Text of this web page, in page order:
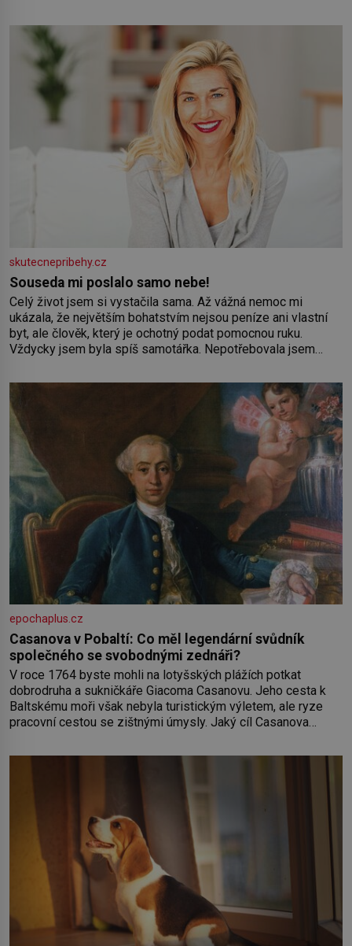
Syn brněnského řezníka chce být knězem a
skutecnepribehy.cz
Souseda mi poslalo samo nebe!
Celý život jsem si vystačila sama. Až vážná nemoc mi
ukázala, že největším bohatstvím nejsou peníze ani vlastní
byt, ale člověk, který je ochotný podat pomocnou ruku.
Vždycky jsem byla spíš samotářka. Nepotřebovala jsem
práce a hlavně klid. Hned po studiích jsem odešla z rodného
epochaplus.cz
Casanova v Pobaltí: Co měl legendární svůdník
společného se svobodnými zednáři?
V roce 1764 byste mohli na lotyšských plážích potkat
dobrodruha a sukničkáře Giacoma Casanovu. Jeho cesta k
Baltskému moři však nebyla turistickým výletem, ale ryze
pracovní cestou se zištnými úmysly. Jaký cíl Casanova
Rigy? Casanova v Pobaltí kontaktoval tamní zednářské lóže.
Nebyl v této oblasti žádným nováčkem, protože do